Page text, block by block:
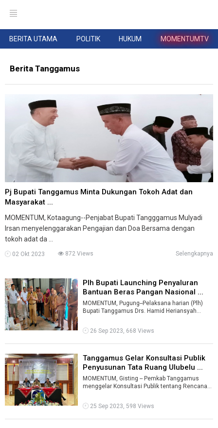
BERITA UTAMA POLITIK HUKUM MOMENTUMTV
Berita Tanggamus
Pj Bupati Tanggamus Minta Dukungan Tokoh Adat dan
Masyarakat ...
MOMENTUM, Kotaagung--Penjabat Bupati Tangggamus Mulyadi
Irsan menyelenggarakan Pengajian dan Doa Bersama dengan
tokoh adat da ...
02 Okt 2023 872 Views Selengkapnya
Plh Bupati Launching Penyaluran
Bantuan Beras Pangan Nasional ...
MOMENTUM, Pugung--Pelaksana harian (Plh)
Bupati Tanggamus Drs. Hamid Heriansyah
...
26 Sep 2023, 668 Views
Tanggamus Gelar Konsultasi Publik
Penyusunan Tata Ruang Ulubelu ...
MOMENTUM, Gisting -- Pemkab Tanggamus
menggelar Konsultasi Publik tentang Rencana
25 Sep 2023, 598 Views